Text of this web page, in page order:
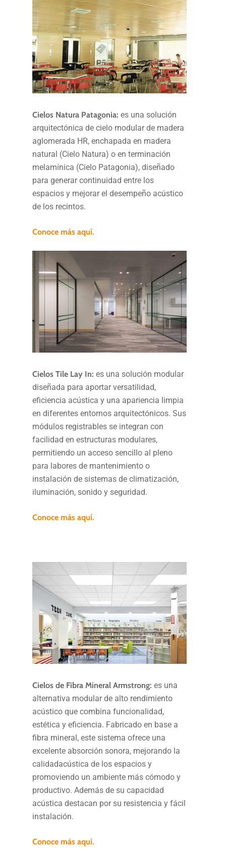
Cielos Natura Patagonia:es una solución
arquitectónica de cielo modular de madera
aglomerada HR, enchapada en madera
natural (Cielo Natura) o en terminación
melamínica (Cielo Patagonia), diseñado
para generar continuidad entre los
espacios y mejorar el desempeño acústico
de los recintos.
Conoce más aquí.
Cielos Tile Lay In:es una solución modular
diseñada para aportar versatilidad,
eficiencia acústica y una apariencia limpia
en diferentes entornos arquitectónicos. Sus
módulos registrables se integran con
facilidad en estructuras modulares,
permitiendo un acceso sencillo al pleno
para labores de mantenimiento o
instalación de sistemas de climatización,
iluminación, sonido y seguridad.
Conoce más aquí.
Cielos de Fibra Mineral Armstrong: es una
alternativa modular de alto rendimiento
acústico que combina funcionalidad,
estética y eficiencia. Fabricado en base a
fibra mineral, este sistema ofrece una
excelente absorción sonora, mejorando la
calidadacústica de los espacios y
promoviendo un ambiente más cómodo y
productivo. Además de su capacidad
acústica destacan por su resistencia y fácil
instalación.
Conoce más aquí.